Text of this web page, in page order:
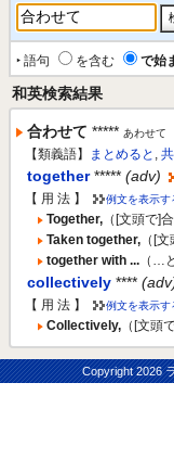
‣ 語句 を含む で始
和英検索結果
合わせて ***** あわせて
【類義語】 まとめると ,
together ***** (adv)
【 用 法 】 例文を表示す
Together, （[文頭で]
Taken together, （[
together with ... （…
collectively ****
【 用 法 】 例文を表示す
Collectively, （[文頭
Copyright2026